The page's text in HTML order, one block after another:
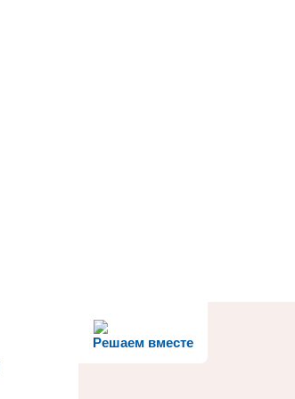
Решаем вместе